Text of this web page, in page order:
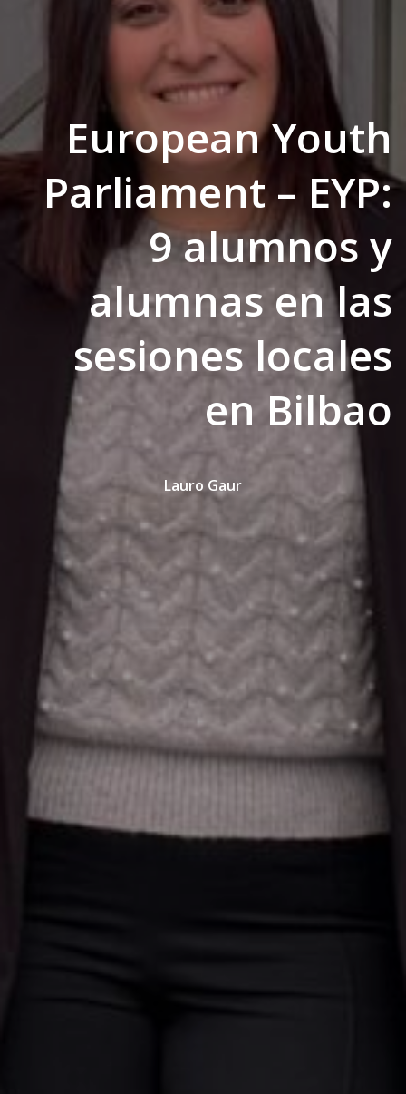
European Youth
Parliament – EYP:
9 alumnos y
alumnas en las
sesiones locales
en Bilbao
Lauro Gaur